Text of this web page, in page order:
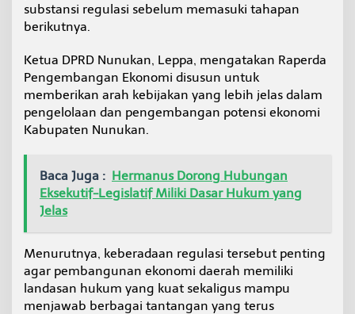
a
n
g
e
m
b
a
a
n
E
o
o
m
i
substansi regulasi sebelum memasuki tahapan
berikutnya.
Ketua DPRD Nunukan, Leppa, mengatakan Raperda
Pengembangan Ekonomi disusun untuk
memberikan arah kebijakan yang lebih jelas dalam
pengelolaan dan pengembangan potensi ekonomi
Kabupaten Nunukan.
Baca Juga : Hermanus Dorong Hubungan
Eksekutif-Legislatif Miliki Dasar Hukum yang
Jelas
Menurutnya, keberadaan regulasi tersebut penting
agar pembangunan ekonomi daerah memiliki
landasan hukum yang kuat sekaligus mampu
menjawab berbagai tantangan yang terus